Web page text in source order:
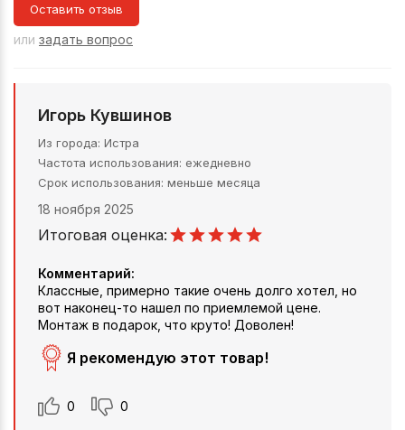
Оставить отзыв
или задать вопрос
Игорь Кувшинов
Из города Истра
Частота использования ежедневно
Срок использования меньше месяца
18 ноября 2025
Итоговая оценка:
Комментарий:
Классные, примерно такие очень долго хотел, но
вот наконец-то нашел по приемлемой цене.
Монтаж в подарок, что круто! Доволен!
Я рекомендую этот товар!
0 0